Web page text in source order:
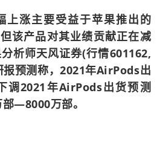
上涨主要受益于苹果推出的
该产品对其业绩贡献正在减
析师天风证券(行情601162,
报预测称，2021年AirPods出
调2021年AirPods出货预测
—8000万部。